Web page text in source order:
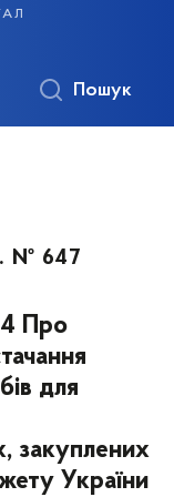
Пошук
№ 647
Про
для
закуплених
України